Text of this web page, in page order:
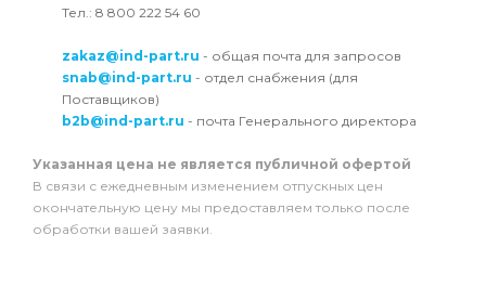
Тел.: 8 800 222 54 60
zakaz@ind-part.ru - общая почта для запросов
snab@ind-part.ru - отдел снабжения (для
Поставщиков)
b2b@ind-part.ru - почта Генерального директора
Указанная цена не является публичной офертой
В связи с ежедневным изменением отпускных цен
окончательную цену мы предоставляем только после
обработки вашей заявки.